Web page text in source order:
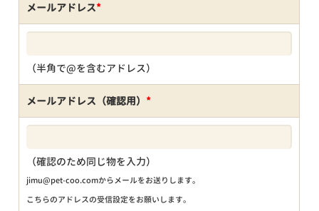
メールアドレス*
（半角で@を含むアドレス）
メールアドレス（確認用） *
（確認のため同じ物を入力）
jimu@pet-coo.comからメールをお送りします。
こちらのアドレスの受信設定をお願いします。